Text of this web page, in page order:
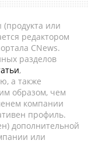
или
редактором
CNews.
разделов
,
а также
образом, чем
компании
профиль.
дополнительной
или